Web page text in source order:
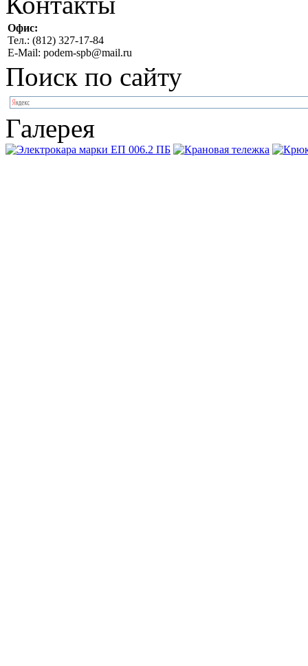
Офис:
Тел.: (812) 327-17-84
E-Mail: podem-spb@mail.ru
Поиск по сайту
Галерея